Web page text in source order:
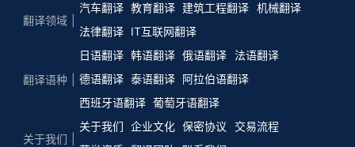
翻译领域
汽车翻译 教育翻译 建筑工程翻译 机械翻译
法律翻译
IT互联网翻译
翻译语种
日语翻译 韩语翻译 俄语翻译
法语翻译
德语翻译 泰语翻译 阿拉伯语翻译
西班牙语翻译 葡萄牙语翻译
关于我们
关于我们 企业文化 保密协议
交易流程